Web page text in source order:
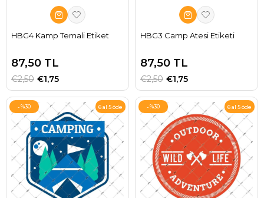
HBG4 Kamp Temali Etiket
87,50 TL
€1,75
€2,50
HBG3 Camp Atesi Etiketi
87,50 TL
€1,75
€2,50
%30 6 al 5 öde %30 6 al 5 öde